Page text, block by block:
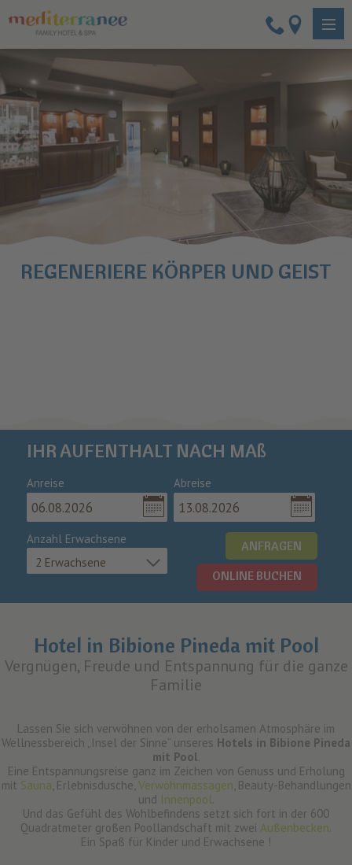
REGENERIERE KÖRPER UND GEIST
IHR AUFENTHALT NACH MAß
Anreise Abreise
Anzahl Erwachsene
2 Erwachsene
ANFRAGEN
ONLINE BUCHEN
Hotel in Bibione Pineda mit Pool
Vergnügen, Freude und Entspannung für die ganze
Familie
Lassen Sie sich verwöhnen von der erholsamen Atmosphäre im
Wellnessbereich „Insel der Sinne“ unseres Hotels in Bibione Pineda
mit Pool
Eine Entspannungsreise ganz im Zeichen von Genuss und Erholung
mit Sauna , Erlebnisdusche, Verwöhnmassagen , Beauty-Behandlungen
und Innenpool
Und das Gefühl des Wohlbefindens setzt sich fort in der 600
Quadratmeter großen Poollandschaft mit zwei Außenbecken
Ein Spaß für Kinder und Erwachsene !